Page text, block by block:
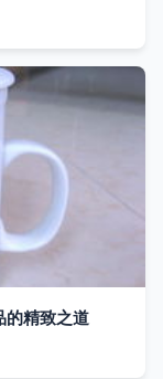
的精致之道